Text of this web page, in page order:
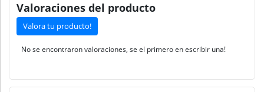
Valoraciones del producto
Valora tu producto!
No se encontraron valoraciones, se el primero en escribir una!